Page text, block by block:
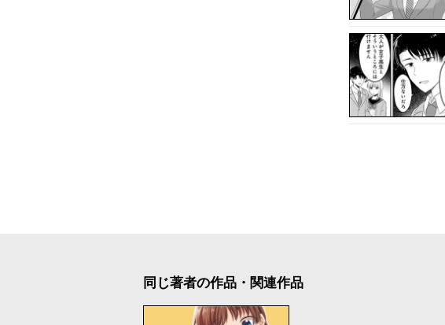
同じ著者の作品・関連作品